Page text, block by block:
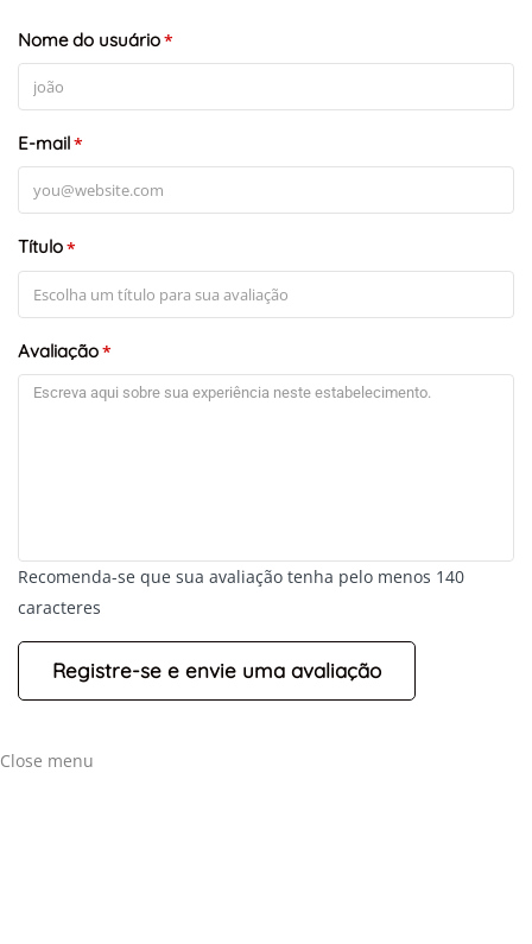
+-
Leaflet
Nome do usuário*
E-mail*
Título*
Avaliação*
Recomenda-se que sua avaliação tenha pelo menos 140
caracteres
Close menu